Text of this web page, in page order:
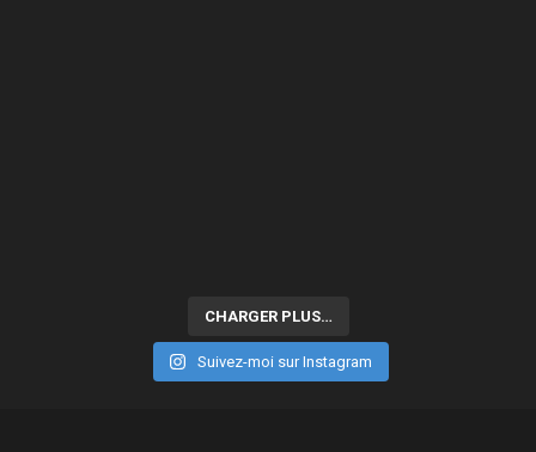
CHARGER PLUS…
Suivez-moi sur Instagram